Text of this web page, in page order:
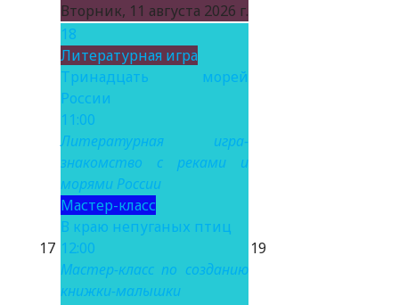
Вторник, 11 августа 2026 г.
17
18
Литературная игра
Тринадцать морей
России
11:00
Литературная игра-
знакомство с реками и
морями России
Мастер-класс
В краю непуганых птиц
12:00
Мастер-класс по созданию
книжки-малышки
19